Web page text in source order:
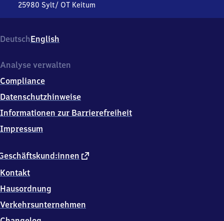
25980 Sylt/ OT Keitum
37,
2
9
0
Sylt/
Keitum
DeutschEnglish
externer
Kontakt
Hausordnung
Verkehrsunternehmen
Analyse verwalten
Compliance
Datenschutzhinweise
Informationen zur Barrierefreiheit
Impressum